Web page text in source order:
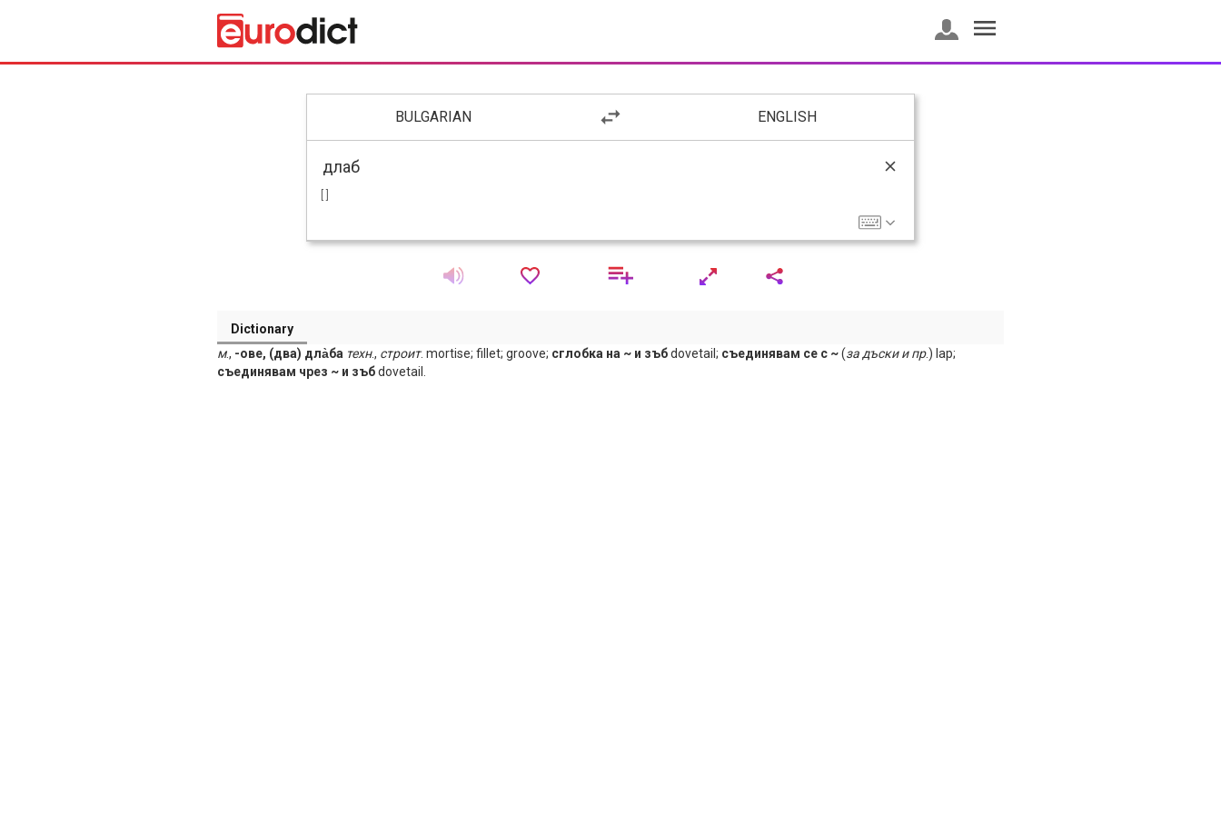
BULGARIAN ENGLISH
Dictionary
м., -ове, (два) дла̀ба техн., строит. mortise; fillet; groove; сглобка на ~ и зъбdovetail; съединявам се с ~(за дъски и пр.) lap;
съединявам чрез ~ и зъбdovetail.